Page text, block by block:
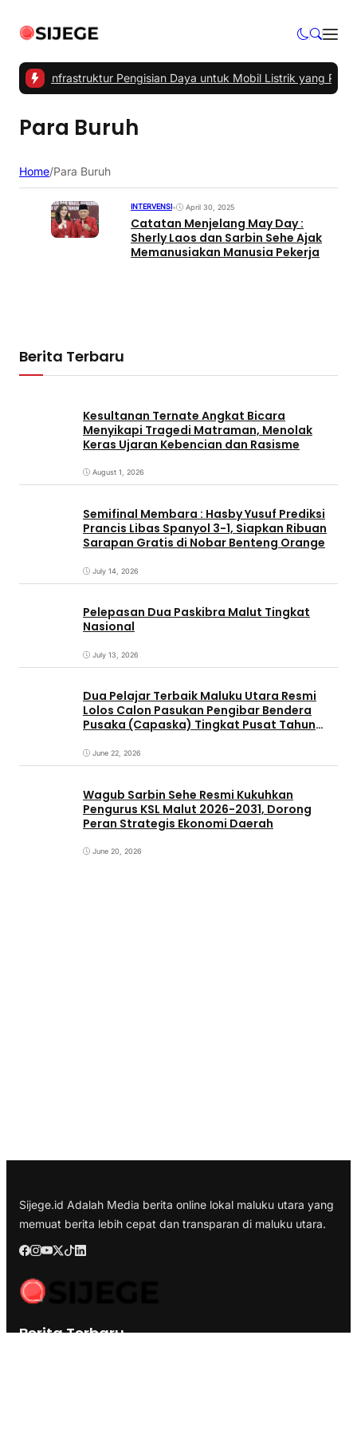
Utama Infrastruktur Pengisian Daya untuk Mobil Listrik yang Perlu
Para Buruh
Home/Para Buruh
INTERVENSI• April 30, 2025
Catatan Menjelang May Day :
Sherly Laos dan Sarbin Sehe Ajak
Memanusiakan Manusia Pekerja
Berita Terbaru
Kesultanan Ternate Angkat Bicara
Menyikapi Tragedi Matraman, Menolak
Keras Ujaran Kebencian dan Rasisme
August 1, 2026
Semifinal Membara : Hasby Yusuf Prediksi
Prancis Libas Spanyol 3-1, Siapkan Ribuan
Sarapan Gratis di Nobar Benteng Orange
July 14, 2026
Pelepasan Dua Paskibra Malut Tingkat
Nasional
July 13, 2026
Dua Pelajar Terbaik Maluku Utara Resmi
Lolos Calon Pasukan Pengibar Bendera
Pusaka (Capaska) Tingkat Pusat Tahun
June 22, 2026
Wagub Sarbin Sehe Resmi Kukuhkan
Pengurus KSL Malut 2026-2031, Dorong
Peran Strategis Ekonomi Daerah
June 20, 2026
Sijege.id Adalah Media berita online lokal maluku utara yang
memuat berita lebih cepat dan transparan di maluku utara.
Berita Terbaru